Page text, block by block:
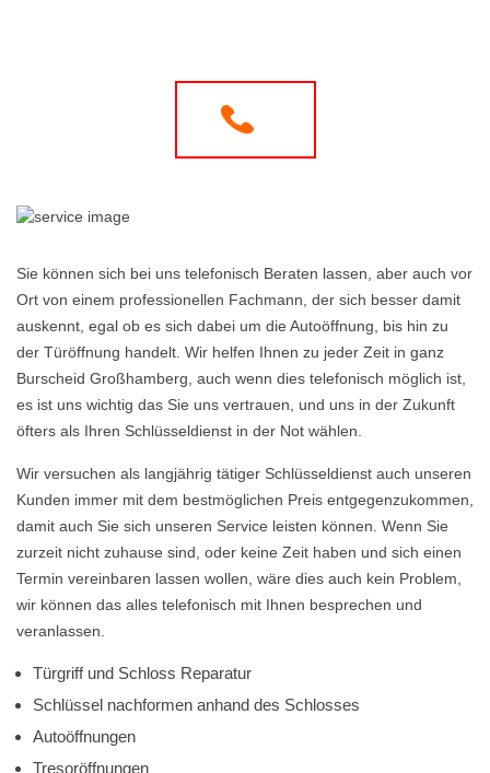
Sie können sich bei uns telefonisch Beraten lassen, aber auch vor
Ort von einem professionellen Fachmann, der sich besser damit
auskennt, egal ob es sich dabei um die Autoöffnung, bis hin zu
der Türöffnung handelt. Wir helfen Ihnen zu jeder Zeit in ganz
Burscheid Großhamberg, auch wenn dies telefonisch möglich ist,
es ist uns wichtig das Sie uns vertrauen, und uns in der Zukunft
öfters als Ihren Schlüsseldienst in der Not wählen.
Wir versuchen als langjährig tätiger Schlüsseldienst auch unseren
Kunden immer mit dem bestmöglichen Preis entgegenzukommen,
damit auch Sie sich unseren Service leisten können. Wenn Sie
zurzeit nicht zuhause sind, oder keine Zeit haben und sich einen
Termin vereinbaren lassen wollen, wäre dies auch kein Problem,
wir können das alles telefonisch mit Ihnen besprechen und
veranlassen.
Türgriff und Schloss Reparatur
Schlüssel nachformen anhand des Schlosses
Autoöffnungen
Tresoröffnungen